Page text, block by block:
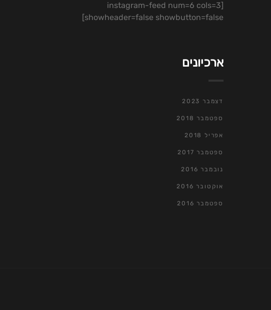
[instagram-feed num=6 cols=3
showheader=false showbutton=false]
ארכיונים
דצמבר 2023
ספטמבר 2018
אפריל 2018
ספטמבר 2017
נובמבר 2016
אוקטובר 2016
ספטמבר 2016